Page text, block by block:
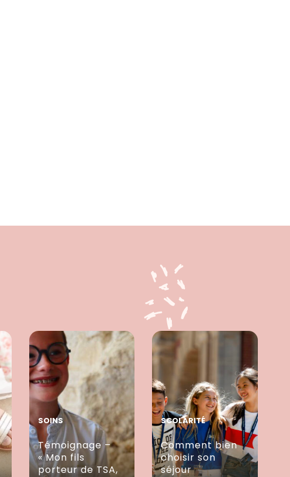
SOINS
Témoignage –
« Mon fils
porteur de TSA,
SCOLARITÉ
Comment bien
choisir son
séjour